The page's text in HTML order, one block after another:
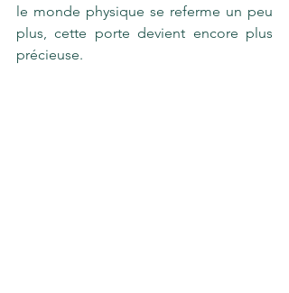
le monde physique se referme un peu
plus, cette porte devient encore plus
précieuse.